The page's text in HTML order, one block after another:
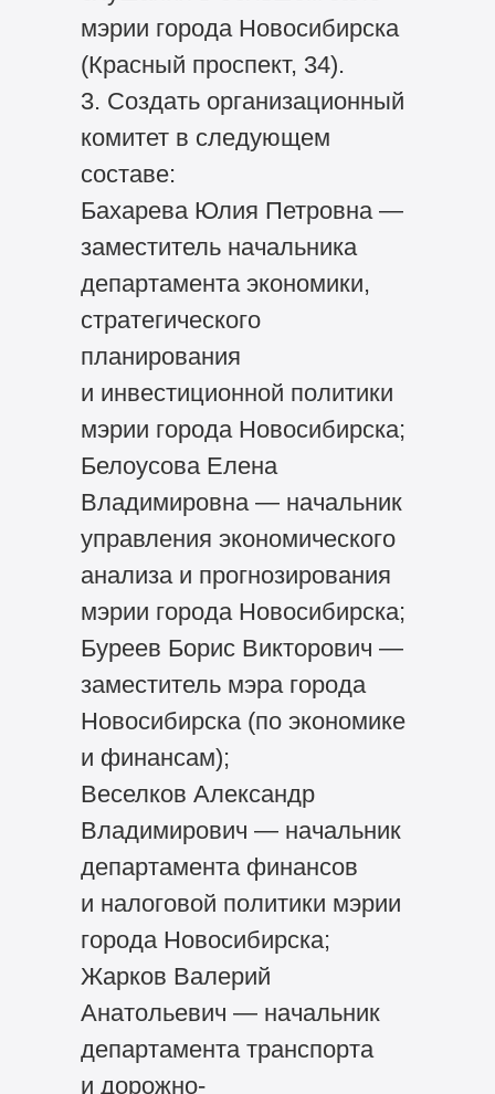
мэрии города Новосибирска
(Красный проспект, 34).
3. Создать организационный
комитет в следующем
составе:
Бахарева Юлия Петровна —
заместитель начальника
департамента экономики,
стратегического
планирования
и инвестиционной политики
мэрии города Новосибирска;
Белоусова Елена
Владимировна — начальник
управления экономического
анализа и прогнозирования
мэрии города Новосибирска;
Буреев Борис Викторович —
заместитель мэра города
Новосибирска (по экономике
и финансам);
Веселков Александр
Владимирович — начальник
департамента финансов
и налоговой политики мэрии
города Новосибирска;
Жарков Валерий
Анатольевич — начальник
департамента транспорта
и дорожно-